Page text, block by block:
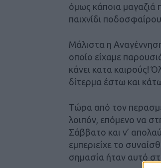
όμως κάποια μαγαζιά
παιχνίδι
Μάλιστα η
οποίο είχαμε
κάνει κατα καιρούς!
δίτερμα έστω και
Τώρα από τον
λοιπόν, επόμενο να
Σάββατο και ν’
εμπεριείχε το
σημασία ήταν αυτό